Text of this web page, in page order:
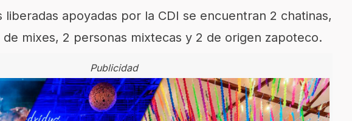
liberadas apoyadas por la CDI se encuentran 2 chatinas,
mixes, 2 personas mixtecas y 2 de origen zapoteco.
Publicidad